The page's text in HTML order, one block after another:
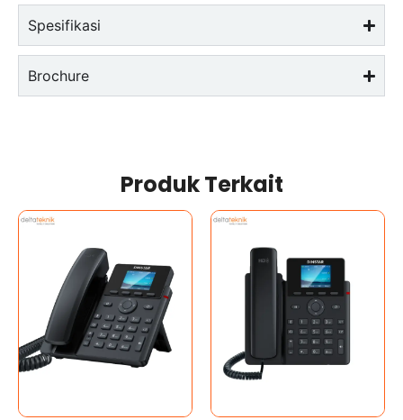
Spesifikasi
Brochure
Produk Terkait